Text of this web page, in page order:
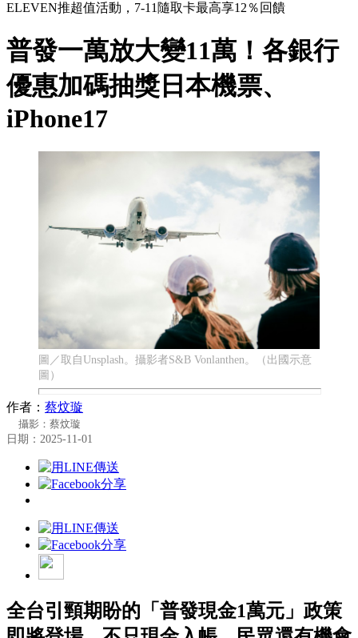
ELEVEN推超值活動，7-11隨取卡最高享12％回饋
普發一萬放大變11萬！各銀行
優惠加碼抽獎日本機票、
iPhone17
圖／取自Unsplash。攝影者S&B Vonlanthen。（出國示意
圖）
作者： 蔡炆璇
攝影：蔡炆璇
日期：2025-11-01
全台引頸期盼的「普發現金1萬元」政策